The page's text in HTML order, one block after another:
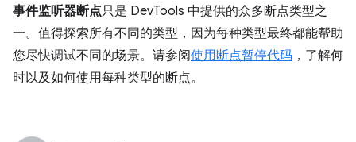
事件监听器断点只是 DevTools 中提供的众多断点类型之
一。值得探索所有不同的类型，因为每种类型最终都能帮助
您尽快调试不同的场景。请参阅使用断点暂停代码 ，了解何
时以及如何使用每种类型的断点。